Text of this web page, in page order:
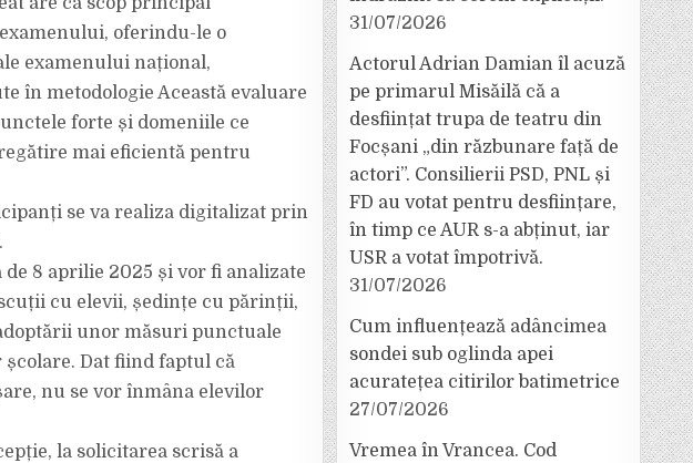
oferindu-le o
examenului național,
în metodologie Această evaluare
forte și domeniile ce
mai eficientă pentru
se va realiza digitalizat prin
8 aprilie 2025 și vor fi analizate
cu elevii, ședințe cu părinții,
unor măsuri punctuale
Dat fiind faptul că
nu se vor înmâna elevilor
la solicitarea scrisă a
31/07/2026
Actorul Adrian Damian îl acuză
pe primarul Misăilă că a
desființat trupa de teatru din
Focșani „din răzbunare față de
actori”. Consilierii PSD, PNL și
FD au votat pentru desființare,
în timp ce AUR s-a abținut, iar
USR a votat împotrivă.
31/07/2026
Cum influențează adâncimea
sondei sub oglinda apei
acuratețea citirilor batimetrice
27/07/2026
Vremea în Vrancea. Cod